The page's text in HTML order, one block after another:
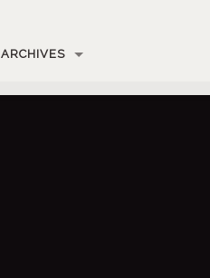
ARCHIVES